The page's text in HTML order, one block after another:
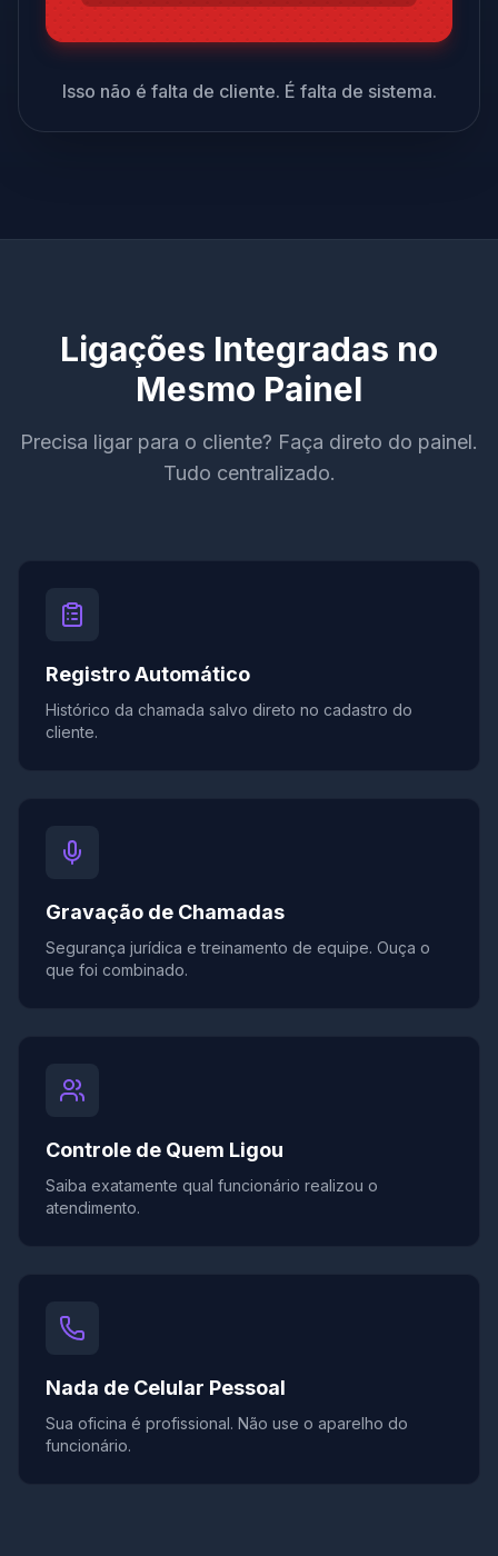
Isso não é falta de cliente. É falta de sistema.
Ligações Integradas no
Mesmo Painel
Precisa ligar para o cliente? Faça direto do painel.
Tudo centralizado.
Registro Automático
Histórico da chamada salvo direto no cadastro do
cliente.
Gravação de Chamadas
Segurança jurídica e treinamento de equipe. Ouça o
que foi combinado.
Controle de Quem Ligou
Saiba exatamente qual funcionário realizou o
atendimento.
Nada de Celular Pessoal
Sua oficina é profissional. Não use o aparelho do
funcionário.